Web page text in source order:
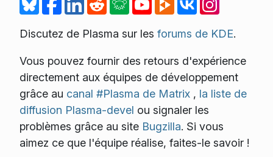
Discutez de Plasma sur les forums de KDE.
Vous pouvez fournir des retours d'expérience
directement aux équipes de développement
grâce au canal #Plasma de Matrix , la liste de
diffusion Plasma-devel ou signaler les
problèmes grâce au site Bugzilla. Si vous
aimez ce que l'équipe réalise, faites-le savoir !